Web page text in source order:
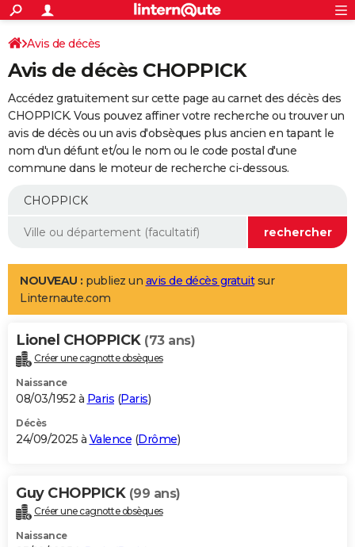
ACTUALITÉS
Politique
Société
Faits Divers
Education
Monde
Villes
+
SPORT
Coupe du monde 2026
Football
Tennis
Cyclisme
Rugby
Forum
Programme TV
TNT
Streaming
Cinéma
Sorties cinéma
Musique
+
FINANCE
Retraite
Epargne
Immobilier
Risques naturels par ville
Banque
Assurance
AUTO
Essais
Réserver un essai
Citadines
Berlines
SUV
Forum auto
+
Mobiles
Meilleur smartphone
Internet
Ordinateurs
Jeux vidéo
Guide high-tech
Aménagement intérieur
LIFESTYLE
Art de vivre
Bien-être
Loisirs
Mode
Modes de vie
Alimentation
Guide de la santé
Maladies
Médicaments
Sommeil
VOYAGE
Destinations
City break
Voyage nature
Voyage de noces
Forum
Climat
+PHOTO
GUIDES D'ACHAT
BONS PLANS
Carte de Noël
Carte Bonne année
Carte Saint-Valentin
Carte Pâques
Carte d'anniversaire
DICTIONNAIRE
Dictionnaire
Biographies
Citations
Expressions
Proverbes
PROGRAMME TV
Avis de décès
Avis de décès CHOPPICK
Accédez gratuitement sur cette page au carnet des décès des
CHOPPICK. Vous pouvez affiner votre recherche ou trouver un
avis de décès ou un avis d'obsèques plus ancien en tapant le
nom d'un défunt et/ou le nom ou le code postal d'une
commune dans le moteur de recherche ci-dessous.
NOUVEAU : publiez un avis de décès gratuitsur
Linternaute.com
Lionel CHOPPICK (73 ans)
Créer une cagnotte obsèques
Naissance
08/03/1952 à Paris (Paris)
Décès
24/09/2025 à Valence (Drôme)
Guy CHOPPICK (99 ans)
Créer une cagnotte obsèques
Naissance